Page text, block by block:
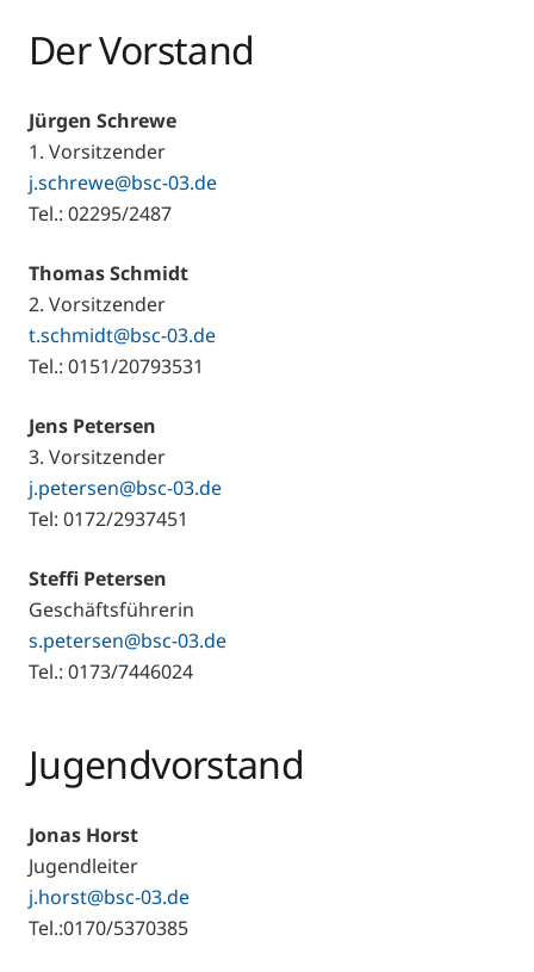
Der Vorstand
Jürgen Schrewe
1. Vorsitzender
j.schrewe@bsc-03.de
Tel.: 02295/2487
Thomas Schmidt
2. Vorsitzender
t.schmidt@bsc-03.de
Tel.: 0151/20793531
Jens Petersen
3. Vorsitzender
j.petersen@bsc-03.de
Tel: 0172/2937451
Steffi Petersen
Geschäftsführerin
s.petersen@bsc-03.de
Tel.: 0173/7446024
Jugendvorstand
Jonas Horst
Jugendleiter
j.horst@bsc-03.de
Tel.:0170/5370385